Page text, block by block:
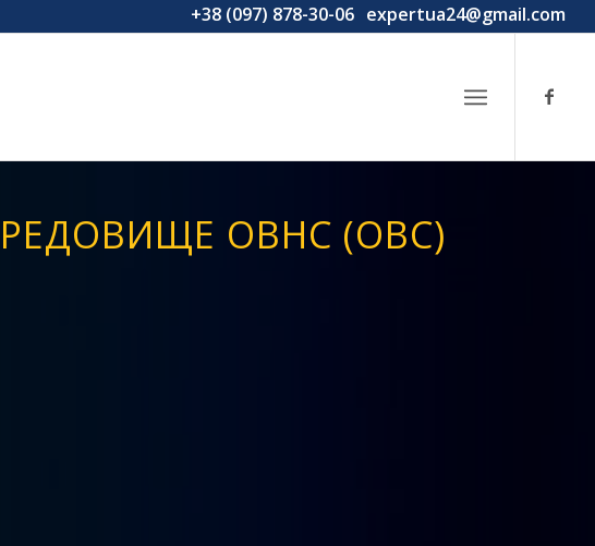
+38 (097) 878-30-06 expertua24@gmail.com
ОВНС (ОВС)
повідомлення про